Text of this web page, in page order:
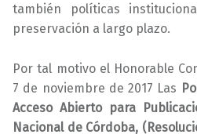
también políticas
preservación a largo plazo.
Por tal motivo el Honorable
7 de noviembre de 2017 Las
Acceso Abierto para
Nacional de Córdoba,